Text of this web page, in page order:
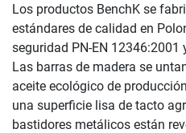
Los productos BenchK se
estándares de calidad en
seguridad PN-EN 12346:2001
Las barras de madera se
aceite ecológico de
una superficie lisa de tacto
bastidores metálicos están